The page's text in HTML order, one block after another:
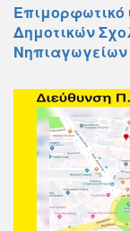
Επιμορφωτικό
Δημοτικών
Νηπιαγωγείων